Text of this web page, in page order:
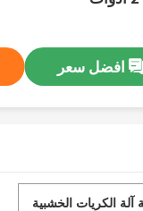
افضل سعر
آلة الكريات الخشبية